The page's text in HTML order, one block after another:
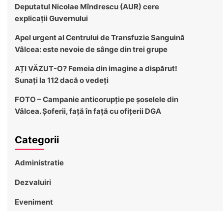
Deputatul Nicolae Mîndrescu (AUR) cere
explicații Guvernului
Apel urgent al Centrului de Transfuzie Sanguină
Vâlcea: este nevoie de sânge din trei grupe
AȚI VĂZUT-O? Femeia din imagine a dispărut!
Sunați la 112 dacă o vedeți
FOTO – Campanie anticorupție pe șoselele din
Vâlcea. Șoferii, față în față cu ofițerii DGA
Categorii
Administratie
Dezvaluiri
Eveniment